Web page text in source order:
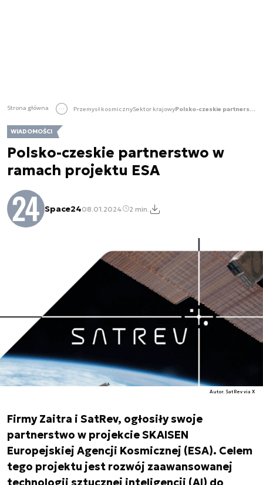
Strona główna Przemysł kosmicznySektor krajowy Polsko-czeskie partnerstwo w ramach projektu ESA
WIADOMOŚCI
Polsko-czeskie partnerstwo w
ramach projektu ESA
Space2408.01.2024 2 min.
Autor. SatRev via X
Firmy Zaitra i SatRev, ogłosiły swoje
partnerstwo w projekcie SKAISEN
Europejskiej Agencji Kosmicznej (ESA). Celem
tego projektu jest rozwój zaawansowanej